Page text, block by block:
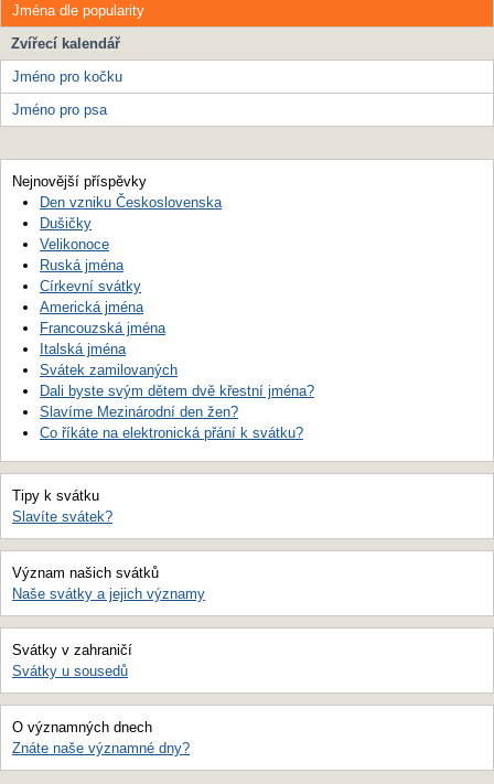
Jména dle popularity
Zvířecí kalendář
Jméno pro kočku
Jméno pro psa
Nejnovější příspěvky
Den vzniku Československa
Dušičky
Velikonoce
Ruská jména
Církevní svátky
Americká jména
Francouzská jména
Italská jména
Svátek zamilovaných
Dali byste svým dětem dvě křestní jména?
Slavíme Mezinárodní den žen?
Co říkáte na elektronická přání k svátku?
Tipy k svátku
Slavíte svátek?
Význam našich svátků
Naše svátky a jejich významy
Svátky v zahraničí
Svátky u sousedů
O významných dnech
Znáte naše významné dny?